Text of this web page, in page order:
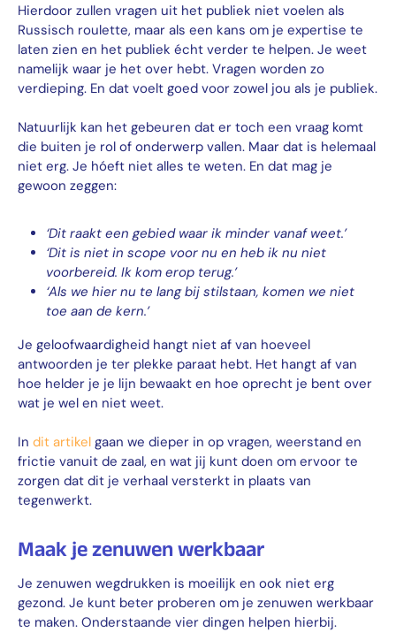
Hierdoor zullen vragen uit het publiek niet voelen als
Russisch roulette, maar als een kans om je expertise te
laten zien en het publiek écht verder te helpen. Je weet
namelijk waar je het over hebt. Vragen worden zo
verdieping. En dat voelt goed voor zowel jou als je publiek.
Natuurlijk kan het gebeuren dat er toch een vraag komt
die buiten je rol of onderwerp vallen. Maar dat is helemaal
niet erg. Je hóeft niet alles te weten. En dat mag je
gewoon zeggen:
‘Dit raakt een gebied waar ik minder vanaf weet.’
‘Dit is niet in scope voor nu en heb ik nu niet
voorbereid. Ik kom erop terug.’
‘Als we hier nu te lang bij stilstaan, komen we niet
toe aan de kern.’
Je geloofwaardigheid hangt niet af van hoeveel
antwoorden je ter plekke paraat hebt. Het hangt af van
hoe helder je je lijn bewaakt en hoe oprecht je bent over
wat je wel en niet weet.
In dit artikel gaan we dieper in op vragen, weerstand en
frictie vanuit de zaal, en wat jij kunt doen om ervoor te
zorgen dat dit je verhaal versterkt in plaats van
tegenwerkt.
Maak je zenuwen werkbaar
Je zenuwen wegdrukken is moeilijk en ook niet erg
gezond. Je kunt beter proberen om je zenuwen werkbaar
te maken. Onderstaande vier dingen helpen hierbij.